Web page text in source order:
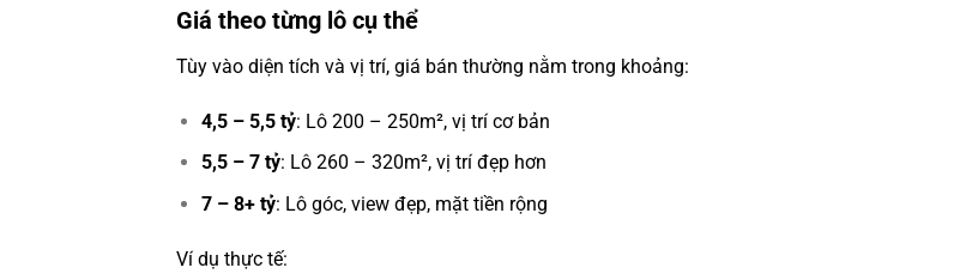
Giá theo từng lô cụ thể
Tùy vào diện tích và vị trí, giá bán thường nằm trong khoảng:
4,5 – 5,5 tỷ: Lô 200 – 250m², vị trí cơ bản
5,5 – 7 tỷ: Lô 260 – 320m², vị trí đẹp hơn
7 – 8+ tỷ: Lô góc, view đẹp, mặt tiền rộng
Ví dụ thực tế: